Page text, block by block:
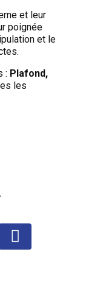
et leur
poignée
et le
: Plafond,
les